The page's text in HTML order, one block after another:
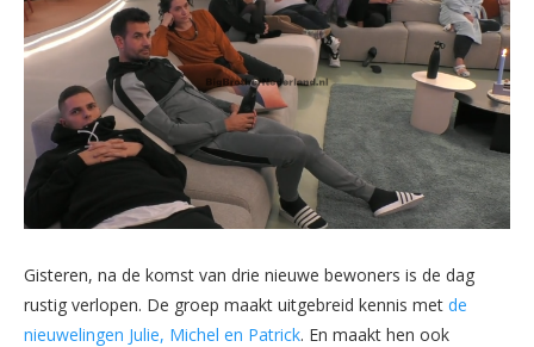
Gisteren, na de komst van drie nieuwe bewoners is de dag
rustig verlopen. De groep maakt uitgebreid kennis met de
nieuwelingen Julie, Michel en Patrick. En maakt hen ook